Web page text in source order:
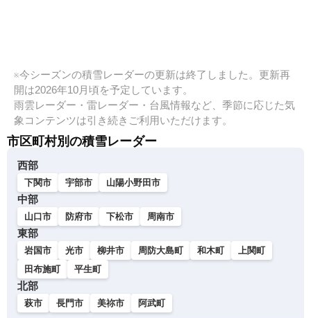
※今シーズンの積雪レーダーの更新は終了しました。更新再
開は2026年10月頃を予定しています。
雨雲レーダー・雷レーダー・台風情報など、季節に応じた気
象コンテンツは引き続きご利用いただけます。
市区町村別の積雪レーダー
西部
下関市 宇部市 山陽小野田市
中部
山口市 防府市 下松市 周南市
東部
岩国市 光市 柳井市 周防大島町 和木町
上関町
田布施町
平生町
北部
萩市 長門市 美祢市 阿武町